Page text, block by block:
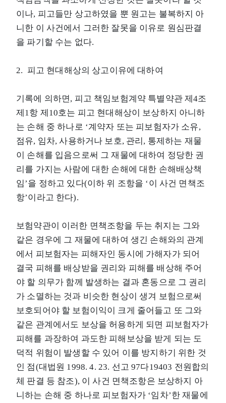
이나, 피고들만 상고하였을 뿐 원고는 불복하지 아
니한 이 사건에서 그러한 잘못을 이유로 원심판결
을 파기할 수는 없다.
2. 피고 현대해상의 상고이유에 대하여
기록에 의하면, 피고 책임보험계약 특별약관 제4조
제1항 제10호는 피고 현대해상이 보상하지 아니하
는 손해 중 하나로 ‘계약자 또는 피보험자가 소유,
점유, 임차, 사용하거나 보호, 관리, 통제하는 재물
이 손해를 입음으로써 그 재물에 대하여 정당한 권
리를 가지는 사람에 대한 손해에 대한 손해배상책
임’을 정하고 있다(이하 위 조항을 ‘이 사건 면책조
항’이라고 한다).
보험약관이 이러한 면책조항을 두는 취지는 그와
같은 경우에 그 재물에 대하여 생긴 손해와의 관계
에서 피보험자는 피해자인 동시에 가해자가 되어
결국 피해를 배상받을 권리와 피해를 배상해 주어
야 할 의무가 함께 발생하는 결과 혼동으로 그 권리
가 소멸하는 것과 비슷한 현상이 생겨 보험으로써
보호되어야 할 보험이익이 크게 줄어들고 또 그와
같은 관계에서도 보상을 허용하게 되면 피보험자가
피해를 과장하여 과도한 피해보상을 받게 되는 도
덕적 위험이 발생할 수 있어 이를 방지하기 위한 것
인 점(대법원 1998. 4. 23. 선고 97다19403 전원합의
체 판결 등 참조), 이 사건 면책조항은 보상하지 아
니하는 손해 중 하나로 피보험자가 ‘임차’한 재물에